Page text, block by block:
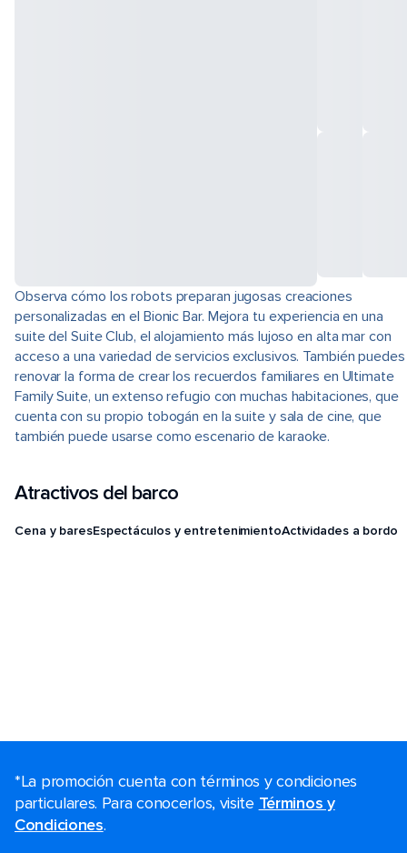
Observa cómo los robots preparan jugosas creaciones
personalizadas en el Bionic Bar. Mejora tu experiencia en una
suite del Suite Club, el alojamiento más lujoso en alta mar con
acceso a una variedad de servicios exclusivos. También puedes
renovar la forma de crear los recuerdos familiares en Ultimate
Family Suite, un extenso refugio con muchas habitaciones, que
cuenta con su propio tobogán en la suite y sala de cine, que
también puede usarse como escenario de karaoke.
Atractivos del barco
Cena y baresEspectáculos y entretenimientoActividades a bordo
*La promoción cuenta con términos y condiciones
particulares. Para conocerlos, visite Términos y
Condiciones.